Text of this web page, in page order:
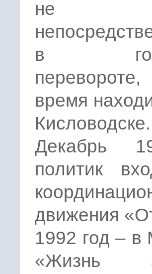
не
в
время
Кисловодске.
Декабрь
политик
движения
1992 год – в
«Жизнь